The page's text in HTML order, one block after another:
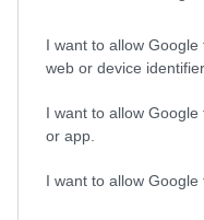
I want to allow
web or device
I want to allow
or app.
I want to allow
video